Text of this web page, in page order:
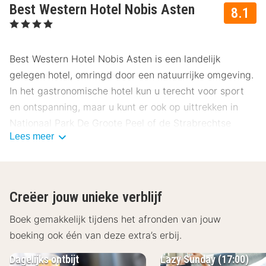
8.1
Best Western Hotel Nobis Asten
, 4 Sterren
Best Western Hotel Nobis Asten is een landelijk
gelegen hotel, omringd door een natuurrijke omgeving.
In het gastronomische hotel kun u terecht voor sport
en ontspanning, maar u kunt er ook op uittrekken in
Nationaal Park De Groote Peel of de Strabrechtse
Heide. Houdt u van citytrips? Ga shoppen of cultuur
ingericht. Alle kamers zijn voorzien van een televisie,
wekkerradio, kluisje, bureau en een badkamer met een
föhn, douche en/of bad en toilet. Een aantal kamers is
voorzien van een balkon. Verder is er in het hotel
draadloos internet aanwezig. In het hotel bevindt zich
Lees meer
Creëer jouw unieke verblijf
Boek gemakkelijk tijdens het afronden van jouw
boeking ook één van deze extra’s erbij.
Dagelijks ontbijt Lazy Sunday (17:00)